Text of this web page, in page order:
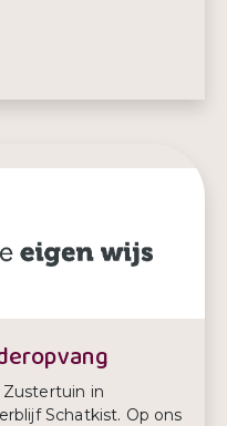
in
Schatkist. Op ons